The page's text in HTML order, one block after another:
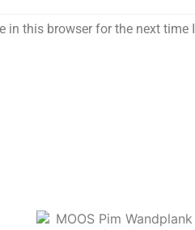
in this browser for the next time I